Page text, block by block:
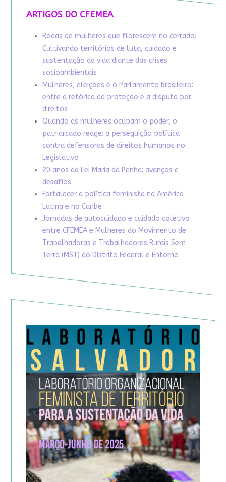
ARTIGOS DO CFEMEA
Rodas de mulheres que florescem no cerrado:
Cultivando territórios de luta, cuidado e
sustentação da vida diante das crises
socioambientais
Mulheres, eleições e o Parlamento brasileiro:
entre a retórica da proteção e a disputa por
direitos
Quando as mulheres ocupam o poder, o
patriarcado reage: a perseguição política
contra defensoras de direitos humanos no
Legislativo
20 anos da Lei Maria da Penha: avanços e
desafios
Fortalecer a política feminista na América
Latina e no Caribe
Jornadas de autocuidado e cuidado coletivo
entre CFEMEA e Mulheres do Movimento de
Trabalhadoras e Trabalhadores Rurais Sem
Terra (MST) do Distrito Federal e Entorno